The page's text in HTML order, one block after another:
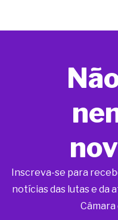
Inscreva-se para
notícias das lutas e da
Câmara